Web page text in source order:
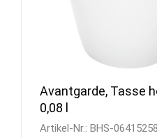
Avantgarde, Tasse
0,08 l
Artikel-Nr.: BHS-